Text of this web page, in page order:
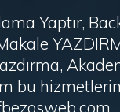
Yaptır,
bu